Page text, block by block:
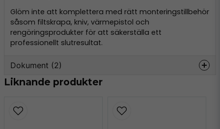
Glöm inte att komplettera med rätt monteringstillbehör
såsom filtskrapa, kniv, värmepistol och
rengöringsprodukter för att säkerställa ett
professionellt slutresultat.
Dokument (2)
teckwrap-datasheet.pdf
Liknande produkter